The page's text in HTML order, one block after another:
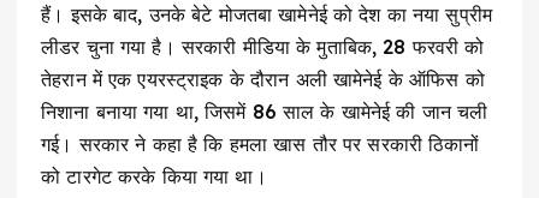
हैं। इसके बाद, उनके बेटे मोजतबा खामेनेई को देश का नया सुप्रीम
लीडर चुना गया है। सरकारी मीडिया के मुताबिक, 28 फरवरी को
तेहरान में एक एयरस्ट्राइक के दौरान अली खामेनेई के ऑफिस को
निशाना बनाया गया था, जिसमें 86 साल के खामेनेई की जान चली
गई। सरकार ने कहा है कि हमला खास तौर पर सरकारी ठिकानों
को टारगेट करके किया गया था।